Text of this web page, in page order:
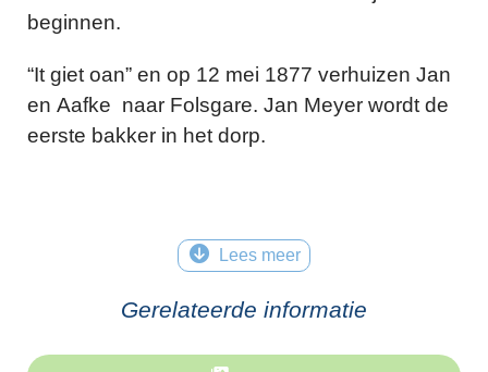
beginnen.
“It giet oan” en op 12 mei 1877 verhuizen Jan
en Aafke naar Folsgare. Jan Meyer wordt de
eerste bakker in het dorp.
Lees meer
Gerelateerde informatie